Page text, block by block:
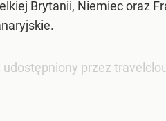
Brytanii, Niemiec oraz
udostępniony przez